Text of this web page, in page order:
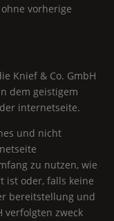
vorherige
Knief & Co. GmbH
dem geistigem
internetseite.
und nicht
zu nutzen, wie
ist oder, falls keine
bereitstellung und
verfolgten zweck